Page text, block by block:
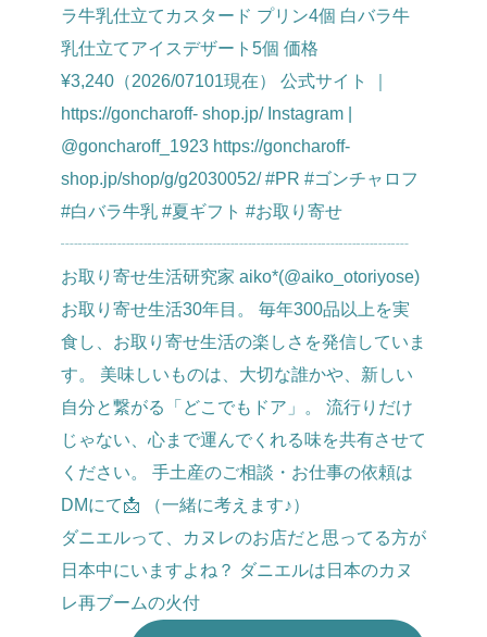
ダニエルって、カヌレのお店だと思ってる方が
日本中にいますよね？ ダニエルは日本のカヌ
レ再ブームの火付